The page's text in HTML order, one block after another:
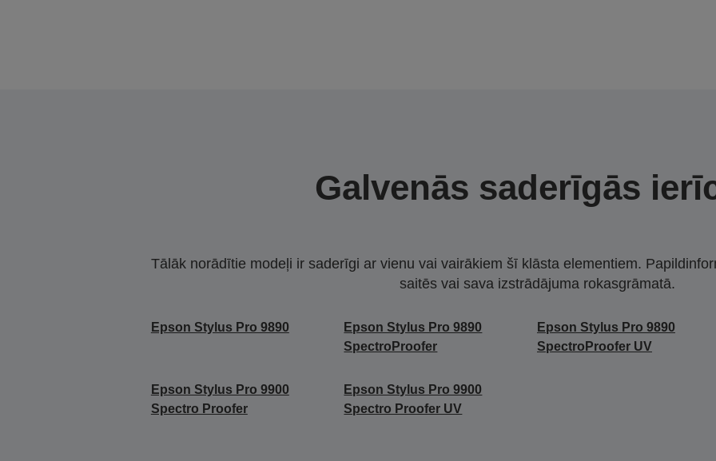
Galvenās saderīgās
Tālāk norādītie modeļi ir saderīgi ar vienu vai vairākiem šī klāsta elementiem.
saitēs vai sava izstrādājuma rokasgrāmatā.
Epson Stylus Pro 9890
Epson Stylus Pro 9890
SpectroProofer
Epson Stylus Pro 9890
SpectroProofer UV
Epson Stylus Pro 9900
Spectro Proofer
Epson Stylus Pro 9900
Spectro Proofer UV